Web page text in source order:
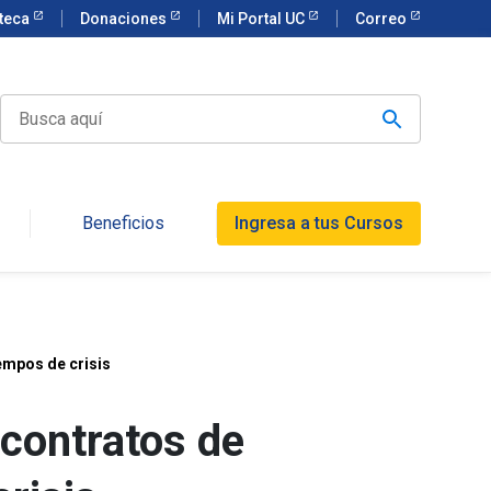
Donaciones Mi Portal UC Correo
Beneficios Ingresa a tus Cursos
de crisis
de